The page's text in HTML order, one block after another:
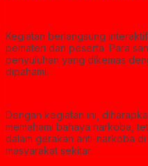
Kegiatan berlangsung
pemateri dan peserta. Para
penyuluhan yang dikemas
dipahami.
Dengan kegiatan ini,
memahami bahaya narkoba,
dalam gerakan anti-narkoba
masyarakat sekitar.